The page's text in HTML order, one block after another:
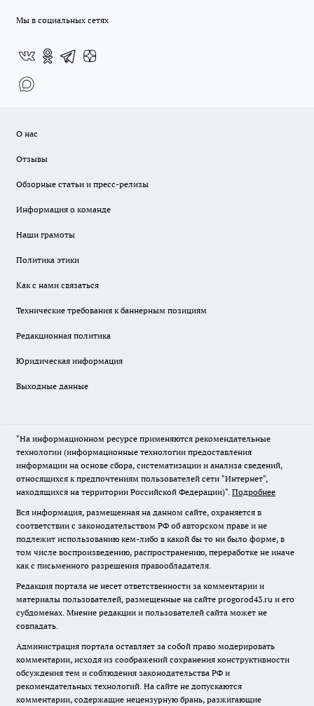
Мы в социальных сетях
О нас
Отзывы
Обзорные статьи и пресс-релизы
Информация о команде
Наши грамоты
Политика этики
Как с нами связаться
Технические требования к баннерным позициям
Редакционная политика
Юридическая информация
Выходные данные
"На информационном ресурсе применяются рекомендательные
технологии (информационные технологии предоставления
информации на основе сбора, систематизации и анализа сведений,
относящихся к предпочтениям пользователей сети "Интернет",
находящихся на территории Российской Федерации)". Подробнее
Вся информация, размещенная на данном сайте, охраняется в
соответствии с законодательством РФ об авторском праве и не
подлежит использованию кем-либо в какой бы то ни было форме, в
том числе воспроизведению, распространению, переработке не иначе
как с письменного разрешения правообладателя.
Редакция портала не несет ответственности за комментарии и
материалы пользователей, размещенные на сайте progorod43.ru и его
субдоменах. Мнение редакции и пользователей сайта может не
совпадать.
Администрация портала оставляет за собой право модерировать
комментарии, исходя из соображений сохранения конструктивности
обсуждения тем и соблюдения законодательства РФ и
рекомендательных технологий. На сайте не допускаются
комментарии, содержащие нецензурную брань, разжигающие